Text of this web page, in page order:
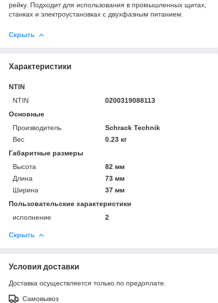
рейку. Подходит для использования в промышленных щитах,
станках и электроустановках с двухфазным питанием.
Скрыть
Характеристики
NTIN
NTIN
0200319088113
Основные
Производитель
Schrack Technik
Вес
0.23 кг
Габаритные размеры
Высота
82 мм
Длина
73 мм
Ширина
37 мм
Пользовательские характеристики
исполнение
2
Скрыть
Условия доставки
Доставка осуществляется только по предоплате.
Самовывоз